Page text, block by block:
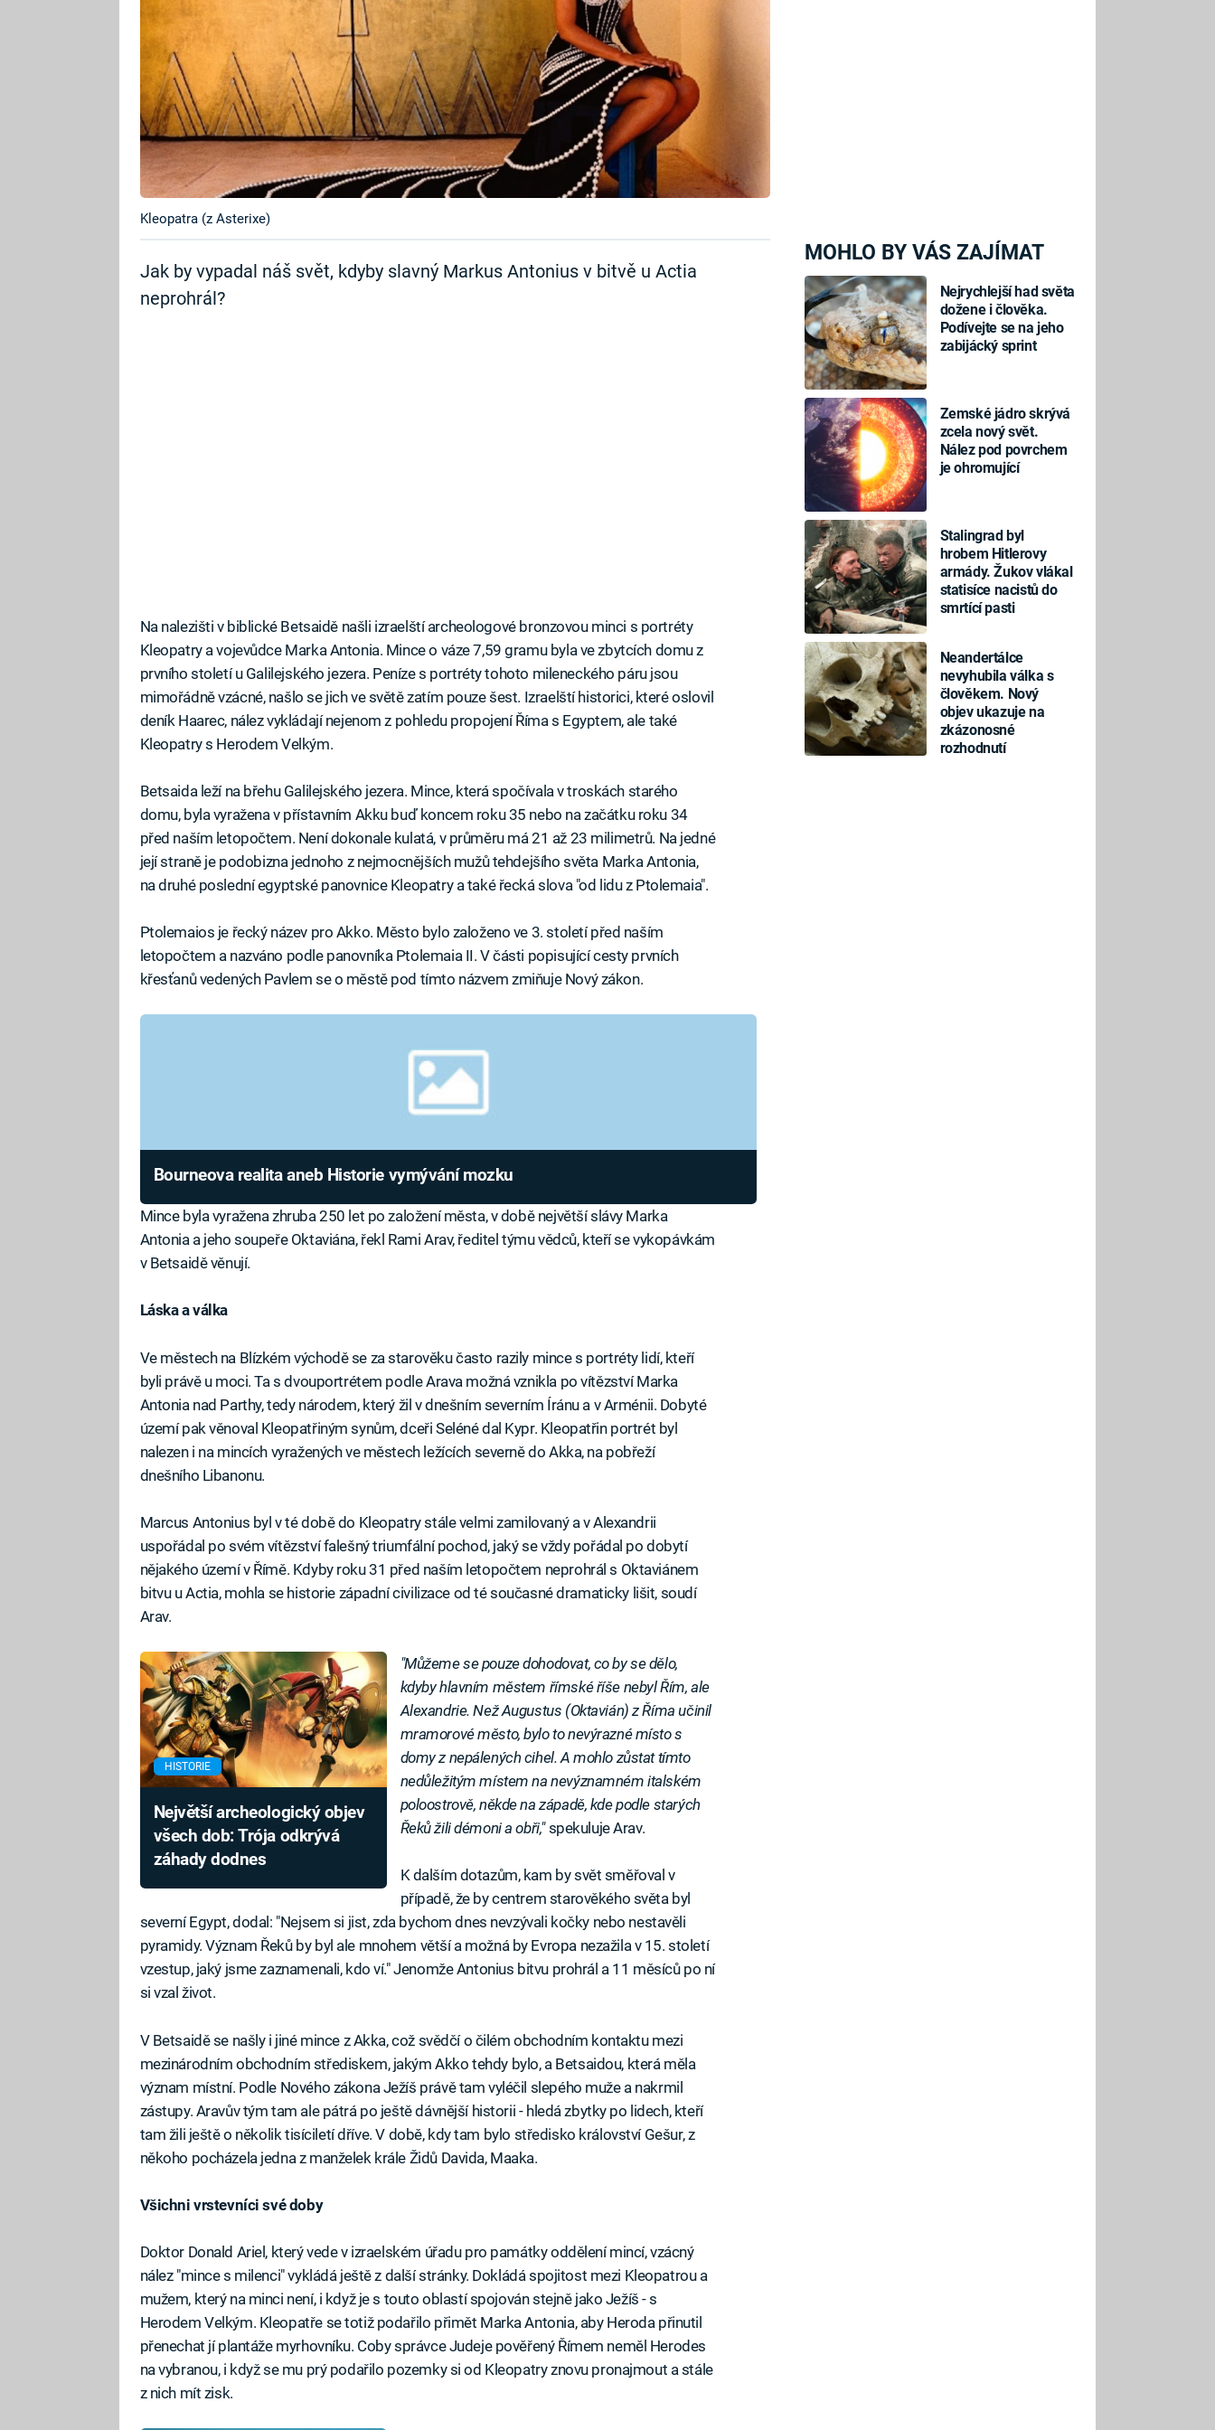
MOHLO BY VÁS ZAJÍMAT
Nejrychlejší had světa
dožene i člověka.
Podívejte se na jeho
zabijácký sprint
Zemské jádro skrývá
zcela nový svět.
Nález pod povrchem
je ohromující
Stalingrad byl
hrobem Hitlerovy
armády. Žukov vlákal
statisíce nacistů do
smrtící pasti
Neandertálce
nevyhubila válka s
člověkem. Nový
objev ukazuje na
zkázonosné
rozhodnutí
Kleopatra (z Asterixe)
Jak by vypadal náš svět, kdyby slavný Markus Antonius v bitvě u Actia
neprohrál?
Na nalezišti v biblické Betsaidě našli izraelští archeologové bronzovou minci s portréty
Kleopatry a vojevůdce Marka Antonia. Mince o váze 7,59 gramu byla ve zbytcích domu z
prvního století u Galilejského jezera. Peníze s portréty tohoto mileneckého páru jsou
mimořádně vzácné, našlo se jich ve světě zatím pouze šest. Izraelští historici, které oslovil
deník Haarec, nález vykládají nejenom z pohledu propojení Říma s Egyptem, ale také
Kleopatry s Herodem Velkým.
Betsaida leží na břehu Galilejského jezera. Mince, která spočívala v troskách starého
domu, byla vyražena v přístavním Akku buď koncem roku 35 nebo na začátku roku 34
před naším letopočtem. Není dokonale kulatá, v průměru má 21 až 23 milimetrů. Na jedné
její straně je podobizna jednoho z nejmocnějších mužů tehdejšího světa Marka Antonia,
na druhé poslední egyptské panovnice Kleopatry a také řecká slova "od lidu z Ptolemaia".
Ptolemaios je řecký název pro Akko. Město bylo založeno ve 3. století před naším
letopočtem a nazváno podle panovníka Ptolemaia II. V části popisující cesty prvních
křesťanů vedených Pavlem se o městě pod tímto názvem zmiňuje Nový zákon.
Bourneova realita aneb Historie vymývání mozku
Mince byla vyražena zhruba 250 let po založení města, v době největší slávy Marka
Antonia a jeho soupeře Oktaviána, řekl Rami Arav, ředitel týmu vědců, kteří se vykopávkám
v Betsaidě věnují.
Láska a válka
Ve městech na Blízkém východě se za starověku často razily mince s portréty lidí, kteří
byli právě u moci. Ta s dvouportrétem podle Arava možná vznikla po vítězství Marka
Antonia nad Parthy, tedy národem, který žil v dnešním severním Íránu a v Arménii. Dobyté
území pak věnoval Kleopatřiným synům, dceři Seléné dal Kypr. Kleopatřin portrét byl
nalezen i na mincích vyražených ve městech ležících severně do Akka, na pobřeží
dnešního Libanonu.
Marcus Antonius byl v té době do Kleopatry stále velmi zamilovaný a v Alexandrii
uspořádal po svém vítězství falešný triumfální pochod, jaký se vždy pořádal po dobytí
nějakého území v Římě. Kdyby roku 31 před naším letopočtem neprohrál s Oktaviánem
bitvu u Actia, mohla se historie západní civilizace od té současné dramaticky lišit, soudí
Arav.
HISTORIE
Největší archeologický objev
všech dob: Trója odkrývá
záhady dodnes
"Můžeme se pouze dohodovat, co by se dělo,
kdyby hlavním městem římské říše nebyl Řím, ale
Alexandrie. Než Augustus (Oktavián) z Říma učinil
mramorové město, bylo to nevýrazné místo s
domy z nepálených cihel. A mohlo zůstat tímto
nedůležitým místem na nevýznamném italském
poloostrově, někde na západě, kde podle starých
Řeků žili démoni a obři,"spekuluje Arav.
K dalším dotazům, kam by svět směřoval v
případě, že by centrem starověkého světa byl
severní Egypt, dodal: "Nejsem si jist, zda bychom dnes nevzývali kočky nebo nestavěli
pyramidy. Význam Řeků by byl ale mnohem větší a možná by Evropa nezažila v 15. století
vzestup, jaký jsme zaznamenali, kdo ví." Jenomže Antonius bitvu prohrál a 11 měsíců po ní
si vzal život.
V Betsaidě se našly i jiné mince z Akka, což svědčí o čilém obchodním kontaktu mezi
mezinárodním obchodním střediskem, jakým Akko tehdy bylo, a Betsaidou, která měla
význam místní. Podle Nového zákona Ježíš právě tam vyléčil slepého muže a nakrmil
zástupy. Aravův tým tam ale pátrá po ještě dávnější historii - hledá zbytky po lidech, kteří
tam žili ještě o několik tisíciletí dříve. V době, kdy tam bylo středisko království Gešur, z
někoho pocházela jedna z manželek krále Židů Davida, Maaka.
Všichni vrstevníci své doby
Doktor Donald Ariel, který vede v izraelském úřadu pro památky oddělení mincí, vzácný
nález "mince s milenci" vykládá ještě z další stránky. Dokládá spojitost mezi Kleopatrou a
mužem, který na minci není, i když je s touto oblastí spojován stejně jako Ježíš - s
Herodem Velkým. Kleopatře se totiž podařilo přimět Marka Antonia, aby Heroda přinutil
přenechat jí plantáže myrhovníku. Coby správce Judeje pověřený Římem neměl Herodes
na vybranou, i když se mu prý podařilo pozemky si od Kleopatry znovu pronajmout a stále
z nich mít zisk.